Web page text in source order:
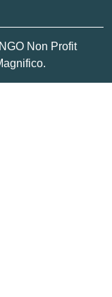
NGO Non Profit